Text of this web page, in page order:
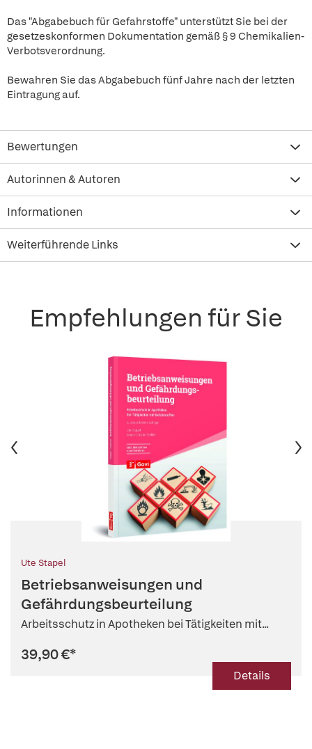
Das "Abgabebuch für Gefahrstoffe" unterstützt Sie bei der
gesetzeskonformen Dokumentation gemäß § 9 Chemikalien-
Verbotsverordnung.
Bewahren Sie das Abgabebuch fünf Jahre nach der letzten
Eintragung auf.
Bewertungen
Autorinnen & Autoren
Informationen
Weiterführende Links
Empfehlungen für Sie
Ute Stapel
Betriebsanweisungen und
Gefährdungsbeurteilung
Arbeitsschutz in Apotheken bei Tätigkeiten mit...
39,90 €*
Details